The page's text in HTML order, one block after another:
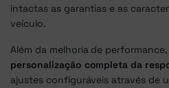
intactas as garantias e as
veículo.
Além da melhoria de
personalização completa da
ajustes configuráveis através de